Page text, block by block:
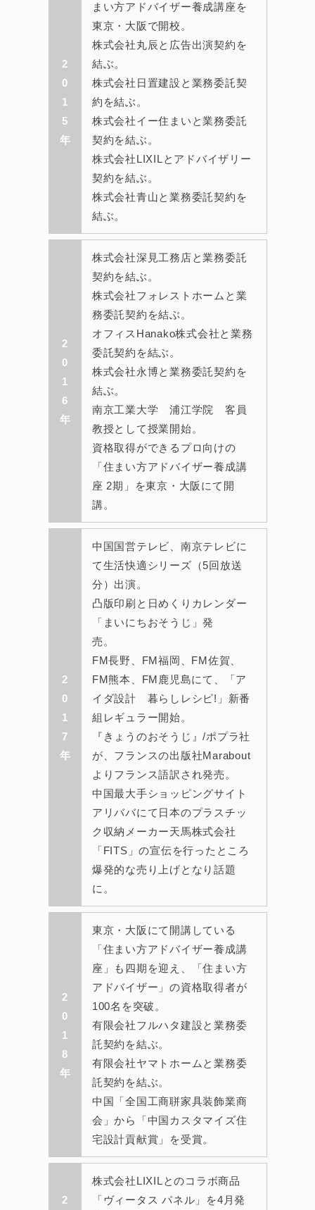
2
0
1
5
年
まい方アドバイザー養成講座を
東京・大阪で開校。
株式会社丸辰と広告出演契約を
結ぶ。
株式会社日置建設と業務委託契
約を結ぶ。
株式会社イー住まいと業務委託
契約を結ぶ。
株式会社LIXILとアドバイザリー
契約を結ぶ。
株式会社青山と業務委託契約を
結ぶ。
2
0
1
6
年
株式会社深見工務店と業務委託
契約を結ぶ。
株式会社フォレストホームと業
務委託契約を結ぶ。
オフィスHanako株式会社と業務
委託契約を結ぶ。
株式会社永博と業務委託契約を
結ぶ。
南京工業大学 浦江学院 客員
教授として授業開始。
資格取得ができるプロ向けの
「住まい方アドバイザー養成講
座 2期」を東京・大阪にて開
講。
2
0
1
7
年
中国国営テレビ、南京テレビに
て生活快適シリーズ（5回放送
分）出演。
凸版印刷と日めくりカレンダー
「まいにちおそうじ」発
売。
FM長野、FM福岡、FM佐賀、
FM熊本、FM鹿児島にて、「ア
イダ設計 暮らしレシピ!」新番
組レギュラー開始。
『きょうのおそうじ』/ポプラ社
が、フランスの出版社Marabout
よりフランス語訳され発売。
中国最大手ショッピングサイト
アリババにて日本のプラスチッ
ク収納メーカー天馬株式会社
「FITS」の宣伝を行ったところ
爆発的な売り上げとなり話題
に。
2
0
1
8
年
東京・大阪にて開講している
「住まい方アドバイザー養成講
座」も四期を迎え、「住まい方
アドバイザー」の資格取得者が
100名を突破。
有限会社フルハタ建設と業務委
託契約を結ぶ。
有限会社ヤマトホームと業務委
託契約を結ぶ。
中国「全国工商聠家具装飾業商
会」から「中国カスタマイズ住
宅設計貢献賞」を受賞。
2
株式会社LIXILとのコラボ商品
「ヴィータス パネル」を4月発